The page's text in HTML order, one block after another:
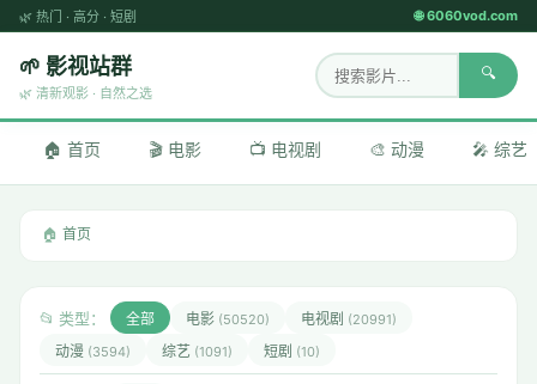
🌿 热门 · 高分 · 短剧 🌐 6060vod.com
🌱 影视站群
🌿 清新观影 · 自然之选
🔍
🏠 首页 🎬 电影 📺 电视剧 🎨 动漫 🎤 综艺
🏠 首页
📂 类型： 全部 电影 (50520) 电视剧 (20991)
动漫 (3594) 综艺 (1091) 短剧 (10)